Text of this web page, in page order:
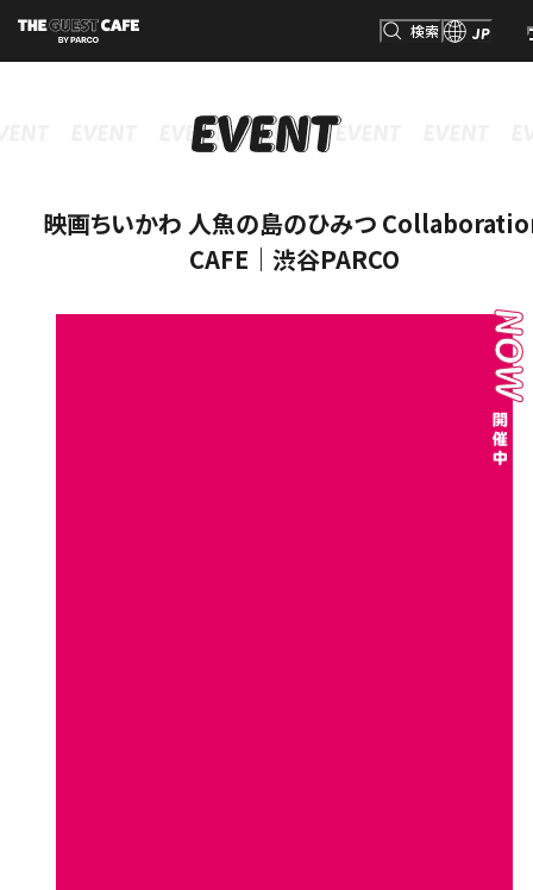
検索 JP
検索
INFORMATION RESERVATION
映画ちいかわ 人魚の島のひみつ
CAFE｜渋谷PARCO